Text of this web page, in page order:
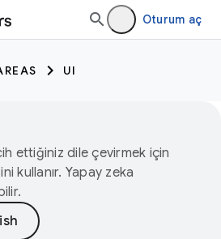
Oturum aç
UI
ettiğiniz dile çevirmek için
kullanır. Yapay zeka